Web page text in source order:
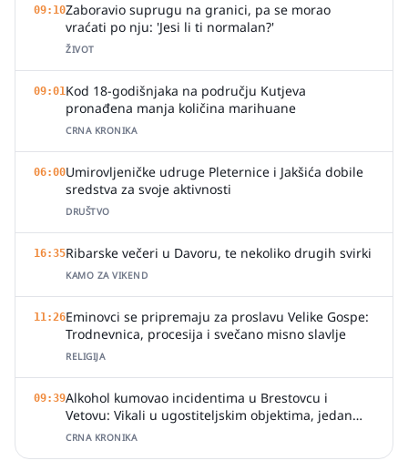
09:10Zaboravio suprugu na granici, pa se morao
vraćati po nju: 'Jesi li ti normalan?'
ŽIVOT
09:01Kod 18-godišnjaka na području Kutjeva
pronađena manja količina marihuane
CRNA KRONIKA
06:00Umirovljeničke udruge Pleternice i Jakšića dobile
sredstva za svoje aktivnosti
DRUŠTVO
16:35Ribarske večeri u Davoru, te nekoliko drugih svirki
KAMO ZA VIKEND
11:26Eminovci se pripremaju za proslavu Velike Gospe:
Trodnevnica, procesija i svečano misno slavlje
RELIGIJA
09:39Alkohol kumovao incidentima u Brestovcu i
Vetovu: Vikali u ugostiteljskim objektima, jedan
zalio djelatnicu pićem
CRNA KRONIKA